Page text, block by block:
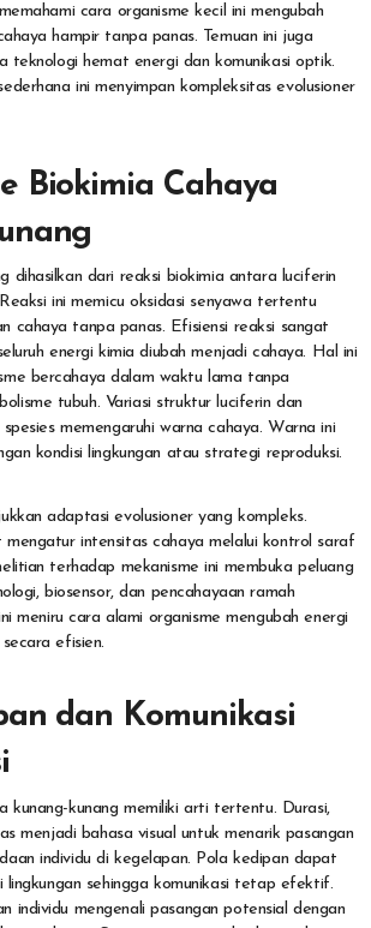
cara organisme kecil ini mengubah
hampir tanpa panas. Temuan ini juga
teknologi hemat energi dan komunikasi optik.
ini menyimpan kompleksitas evolusioner
Biokimia Cahaya
dihasilkan dari reaksi biokimia antara luciferin
ini memicu oksidasi senyawa tertentu
cahaya tanpa panas. Efisiensi reaksi sangat
energi kimia diubah menjadi cahaya. Hal ini
bercahaya dalam waktu lama tanpa
tubuh. Variasi struktur luciferin dan
memengaruhi warna cahaya. Warna ini
kondisi lingkungan atau strategi reproduksi.
adaptasi evolusioner yang kompleks.
mengatur intensitas cahaya melalui kontrol saraf
terhadap mekanisme ini membuka peluang
biosensor, dan pencahayaan ramah
meniru cara alami organisme mengubah energi
efisien.
dan Komunikasi
kunang-kunang memiliki arti tertentu. Durasi,
menjadi bahasa visual untuk menarik pasangan
individu di kegelapan. Pola kedipan dapat
lingkungan sehingga komunikasi tetap efektif.
individu mengenali pasangan potensial dengan